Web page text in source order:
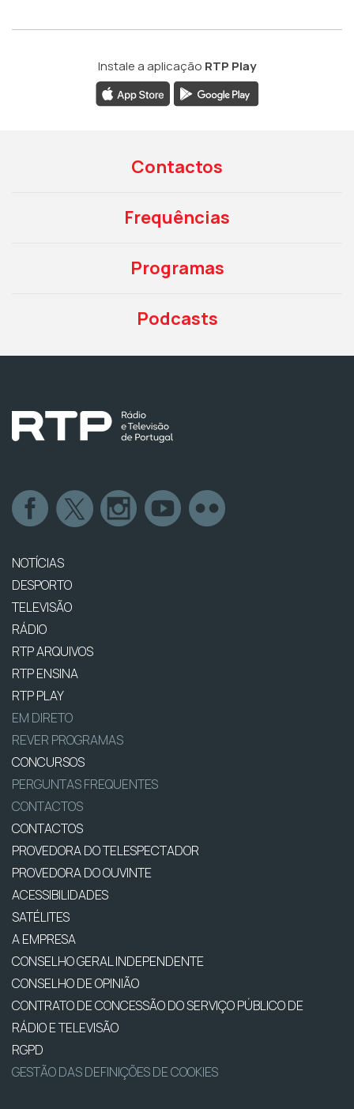
Instale a aplicação RTP Play
Contactos
Frequências
Programas
Podcasts
NOTÍCIAS
DESPORTO
TELEVISÃO
RÁDIO
RTP ARQUIVOS
RTP ENSINA
RTP PLAY
EM DIRETO
REVER PROGRAMAS
CONCURSOS
PERGUNTAS FREQUENTES
CONTACTOS
CONTACTOS
PROVEDORA DO TELESPECTADOR
PROVEDORA DO OUVINTE
ACESSIBILIDADES
SATÉLITES
A EMPRESA
CONSELHO GERAL INDEPENDENTE
CONSELHO DE OPINIÃO
CONTRATO DE CONCESSÃO DO SERVIÇO PÚBLICO DE
RÁDIO E TELEVISÃO
RGPD
GESTÃO DAS DEFINIÇÕES DE COOKIES